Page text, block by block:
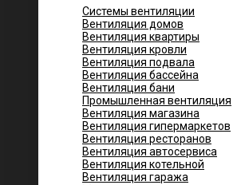
Системы вентиляции
Вентиляция домов
Вентиляция квартиры
Вентиляция кровли
Вентиляция подвала
Вентиляция бассейна
Вентиляция бани
Промышленная вентиляция
Вентиляция магазина
Вентиляция гипермаркетов
Вентиляция ресторанов
Вентиляция автосервиса
Вентиляция котельной
Вентиляция гаража